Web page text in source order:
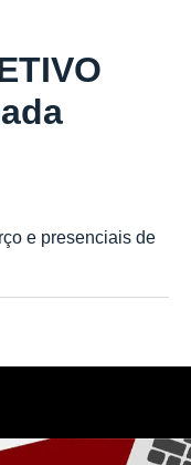
e presenciais de